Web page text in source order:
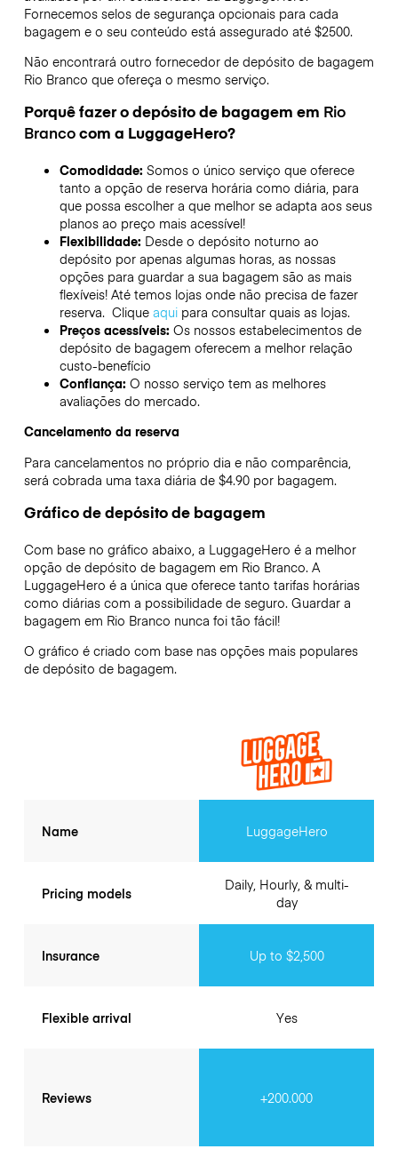
Fornecemos selos de segurança opcionais para cada
bagagem e o seu conteúdo está assegurado até $2500.
Não encontrará outro fornecedor de depósito de bagagem
Rio Branco que ofereça o mesmo serviço.
Porquê fazer o depósito de bagagem em Rio
Brancocom a LuggageHero?
Comodidade: Somos o único serviço que oferece
tanto a opção de reserva horária como diária, para
que possa escolher a que melhor se adapta aos seus
planos ao preço mais acessível!
Flexibilidade: Desde o depósito noturno ao
depósito por apenas algumas horas, as nossas
opções para guardar a sua bagagem são as mais
flexíveis! Até temos lojas onde não precisa de fazer
reserva. Clique aquipara consultar quais as lojas.
Preços acessíveis: Os nossos estabelecimentos de
depósito de bagagem oferecem a melhor relação
custo-benefício
Confiança: O nosso serviço tem as melhores
avaliações do mercado.
Cancelamento da reserva
Para cancelamentos no próprio dia e não comparência,
será cobrada uma taxa diária de $4.90 por bagagem.
Gráfico de depósito de bagagem
Com base no gráfico abaixo, a LuggageHero é a melhor
opção de depósito de bagagem em Rio Branco. A
LuggageHero é a única que oferece tanto tarifas horárias
como diárias com a possibilidade de seguro. Guardar a
bagagem em Rio Branco nunca foi tão fácil!
O gráfico é criado com base nas opções mais populares
de depósito de bagagem.
Name
Pricing models
Insurance
Flexible arrival
Reviews
LuggageHero
Daily, Hourly, & multi-
day
Up to $2,500
Yes
+200.000